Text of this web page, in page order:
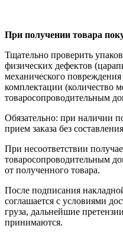
При получении товара
Тщательно проверить
физических дефектов
механического
комплектации (количество
товаросопроводительным
Обязательно: при наличии
прием заказа без
При несоответствии
товаросопроводительным
от полученного товара.
После подписания
соглашается с условиями
груза, дальнейшие
принимаются.